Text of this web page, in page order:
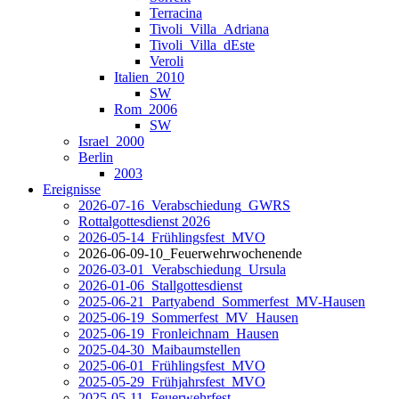
Terracina
Tivoli_Villa_Adriana
Tivoli_Villa_dEste
Veroli
Italien_2010
SW
Rom_2006
SW
Israel_2000
Berlin
2003
Ereignisse
2026-07-16_Verabschiedung_GWRS
Rottalgottesdienst 2026
2026-05-14_Frühlingsfest_MVO
2026-06-09-10_Feuerwehrwochenende
2026-03-01_Verabschiedung_Ursula
2026-01-06_Stallgottesdienst
2025-06-21_Partyabend_Sommerfest_MV-Hausen
2025-06-19_Sommerfest_MV_Hausen
2025-06-19_Fronleichnam_Hausen
2025-04-30_Maibaumstellen
2025-06-01_Frühlingsfest_MVO
2025-05-29_Frühjahrsfest_MVO